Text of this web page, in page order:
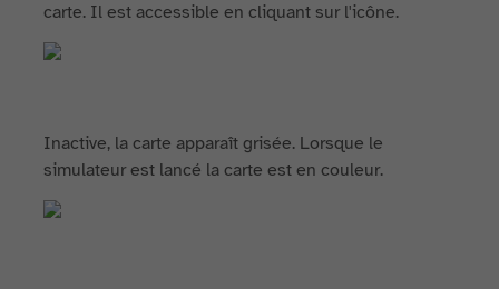
carte. Il est accessible en cliquant sur l'icône.
Inactive, la carte apparaît grisée. Lorsque le
simulateur est lancé la carte est en couleur.